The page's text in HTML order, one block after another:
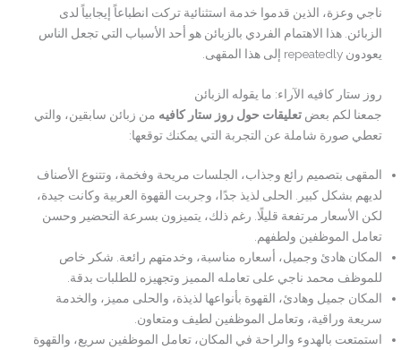
ناجي وعزة، الذين قدموا خدمة استثنائية تركت انطباعاً إيجابياً لدى
الزبائن. هذا الاهتمام الفردي بالزبائن هو أحد الأسباب التي تجعل الناس
يعودون repeatedly إلى هذا المقهى.
روز ستار كافيه الآراء: ما يقوله الزبائن
جمعنا لكم بعضتعليقات حول روز ستار كافيه من زبائن سابقين، والتي
تعطي صورة شاملة عن التجربة التي يمكنك توقعها:
المقهى بتصميم رائع وجذاب، الجلسات مريحة وفخمة، وتتنوع الأصناف
لديهم بشكل كبير. الحلى لذيذ جدًا، وجربت القهوة العربية وكانت جيدة،
لكن الأسعار مرتفعة قليلًا. رغم ذلك، يتميزون بسرعة التحضير وحسن
تعامل الموظفين ولطفهم.
المكان هادئ وجميل، أسعاره مناسبة، وخدمتهم رائعة. شكر خاص
للموظف محمد ناجي على تعامله المميز وتجهيزه للطلبات بدقة.
المكان جميل وهادئ، القهوة بأنواعها لذيذة، والحلى مميز، والخدمة
سريعة وراقية، وتعامل الموظفين لطيف ومتعاون.
استمتعت بالهدوء والراحة في المكان، تعامل الموظفين سريع، والقهوة